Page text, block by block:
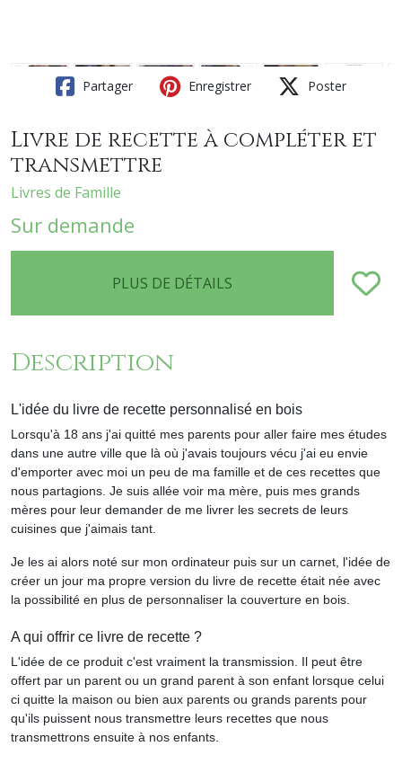
Partager Enregistrer Poster
Livre de recette à compléter et
transmettre
Livres de Famille
Sur demande
PLUS DE DÉTAILS
Description
L'idée du livre de recette personnalisé en bois
Lorsqu'à 18 ans j'ai quitté mes parents pour aller faire mes études
dans une autre ville que là où j'avais toujours vécu j'ai eu envie
d'emporter avec moi un peu de ma famille et de ces recettes que
nous partagions. Je suis allée voir ma mère, puis mes grands
mères pour leur demander de me livrer les secrets de leurs
cuisines que j'aimais tant.
Je les ai alors noté sur mon ordinateur puis sur un carnet, l'idée de
créer un jour ma propre version du livre de recette était née avec
la possibilité en plus de personnaliser la couverture en bois.
A qui offrir ce livre de recette ?
L'idée de ce produit c'est vraiment la transmission. Il peut être
offert par un parent ou un grand parent à son enfant lorsque celui
ci quitte la maison ou bien aux parents ou grands parents pour
qu'ils puissent nous transmettre leurs recettes que nous
transmettrons ensuite à nos enfants.